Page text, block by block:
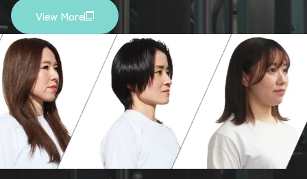
View More